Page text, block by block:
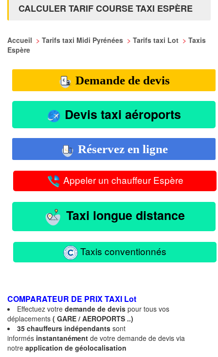
CALCULER TARIF COURSE TAXI ESPÈRE
Accueil > Tarifs taxi Midi Pyrénées > Tarifs taxi Lot > Taxis
Espère
Demande de devis
Devis taxi aéroports
Réservez en ligne
Appeler un chauffeur Espère
Taxi longue distance
Taxis conventionnés
COMPARATEUR DE PRIX TAXI Lot
Effectuez votre demande de devis pour tous vos
déplacements ( GARE / AEROPORTS ..)
35 chauffeurs indépendants sont
informés instantanément de votre demande de devis via
notre application de géolocalisation